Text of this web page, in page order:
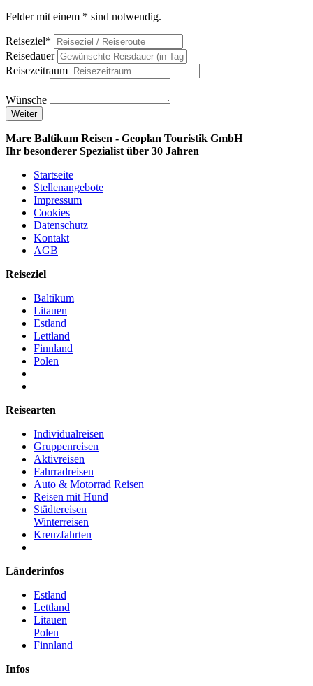
Felder mit einem * sind notwendig.
Reiseziel*
Reisedauer
Reisezeitraum
Wünsche
Weiter
Mare Baltikum Reisen - Geoplan Touristik GmbH
Ihr besonderer Spezialist über 30 Jahren
Startseite
Stellenangebote
Impressum
Cookies
Datenschutz
Kontakt
AGB
Reiseziel
Baltikum
Litauen
Estland
Lettland
Finnland
Polen
Reisearten
Individualreisen
Gruppenreisen
Aktivreisen
Fahrradreisen
Auto & Motorrad Reisen
Reisen mit Hund
Städtereisen
Winterreisen
Kreuzfahrten
Länderinfos
Estland
Lettland
Litauen
Polen
Finnland
Infos